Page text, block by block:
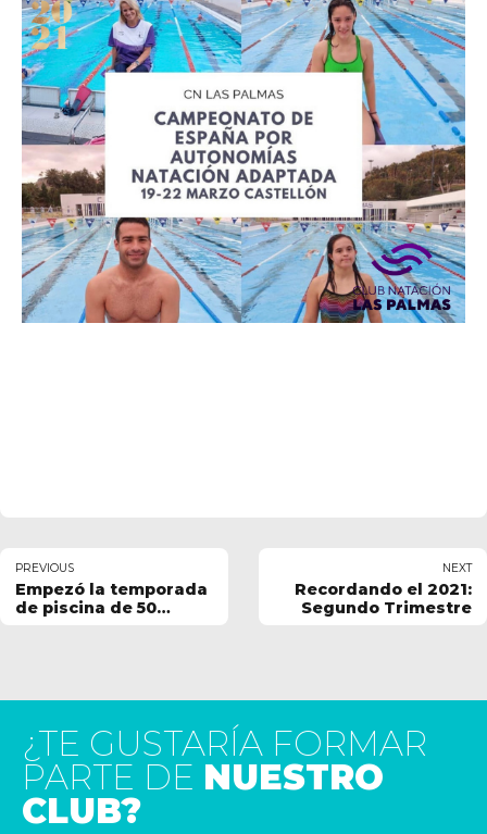
PREVIOUS
Empezó la temporada
de piscina de 50
NEXT
Recordando el 2021:
Segundo Trimestre
¿TE GUSTARÍA FORMAR
PARTE DE NUESTRO
CLUB?